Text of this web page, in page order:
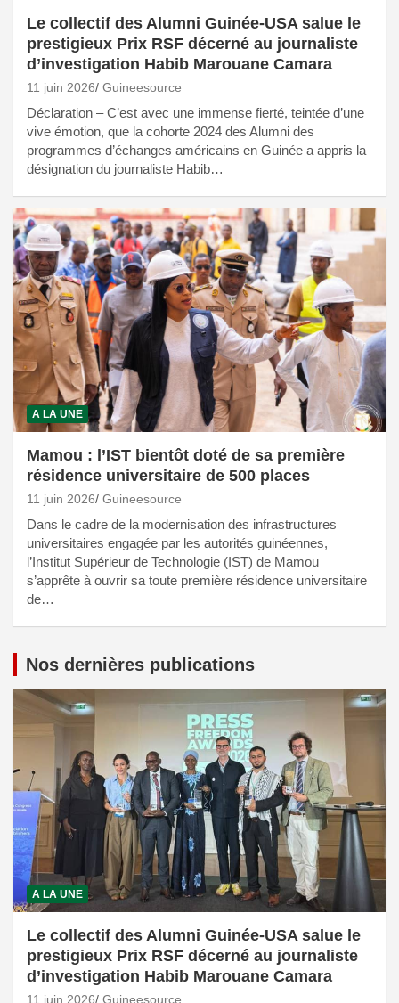
Le collectif des Alumni Guinée-USA salue le
prestigieux Prix RSF décerné au journaliste
d’investigation Habib Marouane Camara
11 juin 2026 Guineesource
Déclaration – C’est avec une immense fierté, teintée d’une
vive émotion, que la cohorte 2024 des Alumni des
programmes d’échanges américains en Guinée a appris la
désignation du journaliste Habib…
A LA UNE
Mamou : l’IST bientôt doté de sa première
résidence universitaire de 500 places
11 juin 2026 Guineesource
Dans le cadre de la modernisation des infrastructures
universitaires engagée par les autorités guinéennes,
l’Institut Supérieur de Technologie (IST) de Mamou
s’apprête à ouvrir sa toute première résidence universitaire
de…
Nos dernières publications
A LA UNE
Le collectif des Alumni Guinée-USA salue le
prestigieux Prix RSF décerné au journaliste
d’investigation Habib Marouane Camara
11 juin 2026 Guineesource